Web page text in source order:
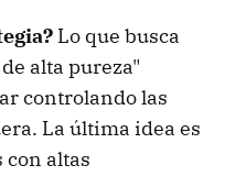
Lo que busca
alta pureza"
controlando las
La última idea es
con altas